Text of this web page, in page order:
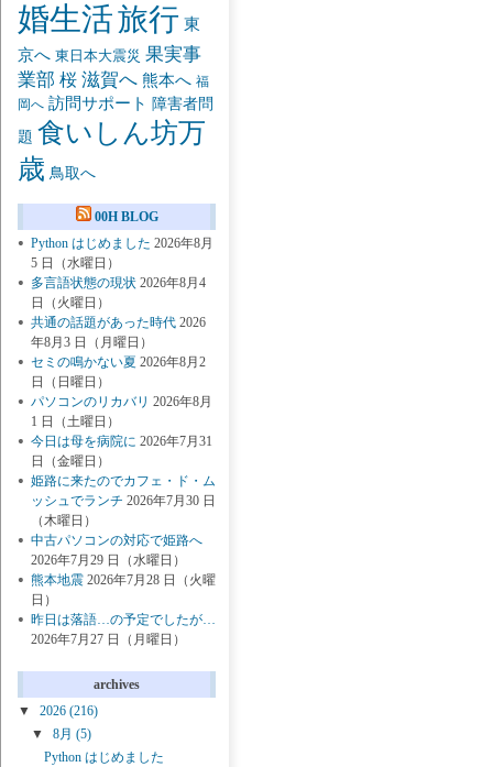
婚生活旅行 東
京へ 東日本大震災 果実事
業部 桜 滋賀へ 熊本へ 福
岡へ 訪問サポート 障害者問
題 食いしん坊万
歳 鳥取へ
00H BLOG
Python はじめました 2026年8月
5 日（水曜日）
多言語状態の現状 2026年8月4
日（火曜日）
共通の話題があった時代 2026
年8月3 日（月曜日）
セミの鳴かない夏 2026年8月2
日（日曜日）
パソコンのリカバリ 2026年8月
1 日（土曜日）
今日は母を病院に 2026年7月31
日（金曜日）
姫路に来たのでカフェ・ド・ム
ッシュでランチ 2026年7月30 日
（木曜日）
中古パソコンの対応で姫路へ
2026年7月29 日（水曜日）
熊本地震 2026年7月28 日（火曜
日）
昨日は落語…の予定でしたが…
2026年7月27 日（月曜日）
archives
▼
2026 (216)
▼
8月 (5)
Python はじめました